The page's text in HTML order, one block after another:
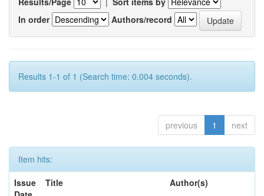
In order
Authors/record
Results 1-1 of 1 (Search time: 0.004 seconds).
previous 1 next
Item hits:
Issue
Title Author(s)